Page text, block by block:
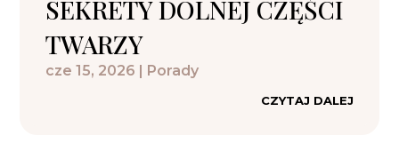
SEKRETY DOLNEJ CZĘŚCI
TWARZY
cze 15, 2026 | Porady
CZYTAJ DALEJ